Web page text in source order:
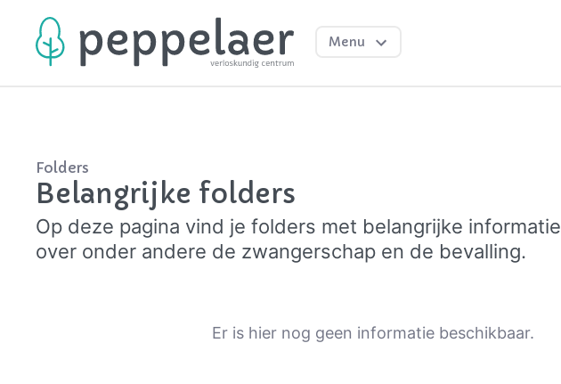
Menu
Folders
Belangrijke folders
Op deze pagina vind je folders met belangrijke informatie
over onder andere de zwangerschap en de bevalling.
Er is hier nog geen informatie beschikbaar.